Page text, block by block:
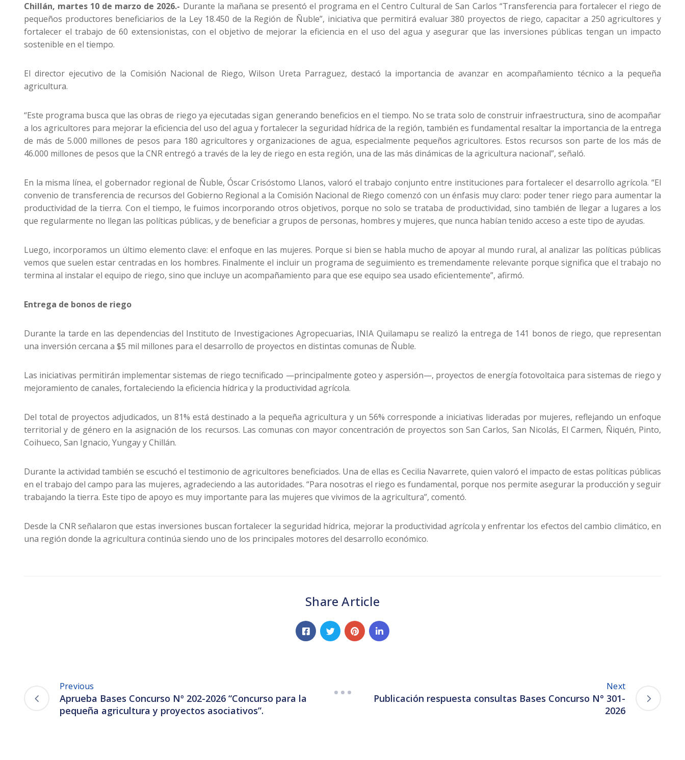
Chillán, martes 10 de marzo de 2026.- Durante la mañana se presentó el programa en el Centro Cultural de San Carlos “Transferencia para fortalecer el riego de
pequeños productores beneficiarios de la Ley 18.450 de la Región de Ñuble”, iniciativa que permitirá evaluar 380 proyectos de riego, capacitar a 250 agricultores y
fortalecer el trabajo de 60 extensionistas, con el objetivo de mejorar la eficiencia en el uso del agua y asegurar que las inversiones públicas tengan un impacto
sostenible en el tiempo.
El director ejecutivo de la Comisión Nacional de Riego, Wilson Ureta Parraguez, destacó la importancia de avanzar en acompañamiento técnico a la pequeña
agricultura.
“Este programa busca que las obras de riego ya ejecutadas sigan generando beneficios en el tiempo. No se trata solo de construir infraestructura, sino de acompañar
a los agricultores para mejorar la eficiencia del uso del agua y fortalecer la seguridad hídrica de la región, también es fundamental resaltar la importancia de la entrega
de más de 5.000 millones de pesos para 180 agricultores y organizaciones de agua, especialmente pequeños agricultores. Estos recursos son parte de los más de
46.000 millones de pesos que la CNR entregó a través de la ley de riego en esta región, una de las más dinámicas de la agricultura nacional”, señaló.
En la misma línea, el gobernador regional de Ñuble, Óscar Crisóstomo Llanos, valoró el trabajo conjunto entre instituciones para fortalecer el desarrollo agrícola. “El
convenio de transferencia de recursos del Gobierno Regional a la Comisión Nacional de Riego comenzó con un énfasis muy claro: poder tener riego para aumentar la
productividad de la tierra. Con el tiempo, le fuimos incorporando otros objetivos, porque no solo se trataba de productividad, sino también de llegar a lugares a los
que regularmente no llegan las políticas públicas, y de beneficiar a grupos de personas, hombres y mujeres, que nunca habían tenido acceso a este tipo de ayudas.
Luego, incorporamos un último elemento clave: el enfoque en las mujeres. Porque si bien se habla mucho de apoyar al mundo rural, al analizar las políticas públicas
vemos que suelen estar centradas en los hombres. Finalmente el incluir un programa de seguimiento es tremendamente relevante porque significa que el trabajo no
termina al instalar el equipo de riego, sino que incluye un acompañamiento para que ese equipo sea usado eficientemente”, afirmó.
Entrega de bonos de riego
Durante la tarde en las dependencias del Instituto de Investigaciones Agropecuarias, INIA Quilamapu se realizó la entrega de 141 bonos de riego, que representan
una inversión cercana a $5 mil millones para el desarrollo de proyectos en distintas comunas de Ñuble.
Las iniciativas permitirán implementar sistemas de riego tecnificado —principalmente goteo y aspersión—, proyectos de energía fotovoltaica para sistemas de riego y
mejoramiento de canales, fortaleciendo la eficiencia hídrica y la productividad agrícola.
Del total de proyectos adjudicados, un 81% está destinado a la pequeña agricultura y un 56% corresponde a iniciativas lideradas por mujeres, reflejando un enfoque
territorial y de género en la asignación de los recursos. Las comunas con mayor concentración de proyectos son San Carlos, San Nicolás, El Carmen, Ñiquén, Pinto,
Coihueco, San Ignacio, Yungay y Chillán.
Durante la actividad también se escuchó el testimonio de agricultores beneficiados. Una de ellas es Cecilia Navarrete, quien valoró el impacto de estas políticas públicas
en el trabajo del campo para las mujeres, agradeciendo a las autoridades. “Para nosotras el riego es fundamental, porque nos permite asegurar la producción y seguir
trabajando la tierra. Este tipo de apoyo es muy importante para las mujeres que vivimos de la agricultura”, comentó.
Desde la CNR señalaron que estas inversiones buscan fortalecer la seguridad hídrica, mejorar la productividad agrícola y enfrentar los efectos del cambio climático, en
una región donde la agricultura continúa siendo uno de los principales motores del desarrollo económico.
Share Article
Previous
Aprueba Bases Concurso Nº 202-2026 “Concurso para la
pequeña agricultura y proyectos asociativos”.
Next
Publicación respuesta consultas Bases Concurso N° 301-
2026